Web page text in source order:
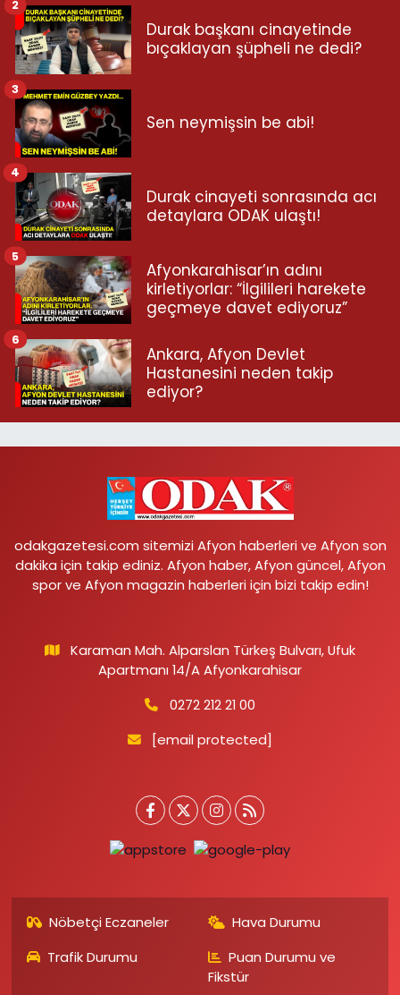
Durak başkanı cinayetinde
bıçaklayan şüpheli ne dedi?
2
Sen neymişsin be abi!
3
Durak cinayeti sonrasında acı
detaylara ODAK ulaştı!
4
Afyonkarahisar’ın adını
kirletiyorlar: “İlgilileri harekete
geçmeye davet ediyoruz”
5
Ankara, Afyon Devlet
Hastanesini neden takip
ediyor?
6
odakgazetesi.com sitemizi Afyon haberleri ve Afyon son
dakika için takip ediniz. Afyon haber, Afyon güncel, Afyon
spor ve Afyon magazin haberleri için bizi takip edin!
Karaman Mah. Alparslan Türkeş Bulvarı, Ufuk
Apartmanı 14/A Afyonkarahisar
0272 212 21 00
[email protected]
Nöbetçi Eczaneler
Hava Durumu
Trafik Durumu
Puan Durumu ve
Fikstür